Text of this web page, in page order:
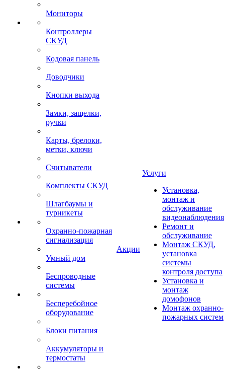
Мониторы
Контроллеры
СКУД
Кодовая панель
Доводчики
Кнопки выхода
Замки, защелки,
ручки
Карты, брелоки,
метки, ключи
Считыватели
Комплекты СКУД
Шлагбаумы и
турникеты
Охранно-пожарная
сигнализация
Умный дом
Беспроводные
системы
Бесперебойное
оборудование
Блоки питания
Аккумуляторы и
термостаты
Акции
Услуги
Установка,
монтаж и
обслуживание
видеонаблюдения
Ремонт и
обслуживание
Монтаж СКУД,
установка
системы
контроля доступа
Установка и
монтаж
домофонов
Монтаж охранно-
пожарных систем